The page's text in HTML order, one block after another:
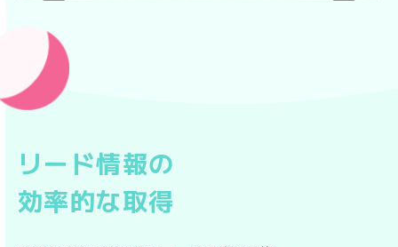
リード情報の
効率的な取得